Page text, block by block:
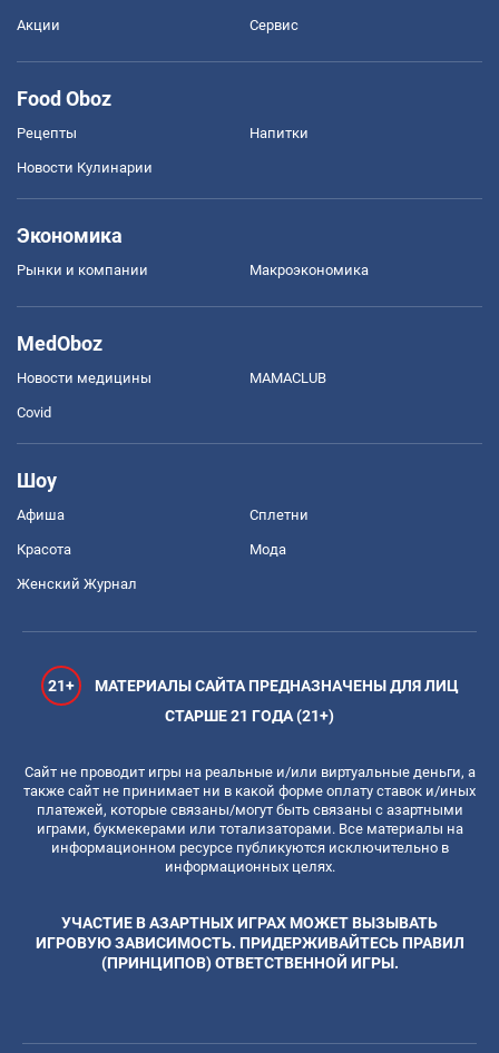
Акции Сервис
Food Oboz
Рецепты Напитки
Новости Кулинарии
Экономика
Рынки и компании Mакроэкономика
MedOboz
Новости медицины MAMACLUB
Covid
Шоу
Афиша Сплетни
Красота Мода
Женский Журнал
21+
МАТЕРИАЛЫ САЙТА ПРЕДНАЗНАЧЕНЫ ДЛЯ ЛИЦ
СТАРШЕ 21 ГОДА (21+)
Сайт не проводит игры на реальные и/или виртуальные деньги, а
также сайт не принимает ни в какой форме оплату ставок и/иных
платежей, которые связаны/могут быть связаны с азартными
играми, букмекерами или тотализаторами. Все материалы на
информационном ресурсе публикуются исключительно в
информационных целях.
УЧАСТИЕ В АЗАРТНЫХ ИГРАХ МОЖЕТ ВЫЗЫВАТЬ
ИГРОВУЮ ЗАВИСИМОСТЬ. ПРИДЕРЖИВАЙТЕСЬ ПРАВИЛ
(ПРИНЦИПОВ) ОТВЕТСТВЕННОЙ ИГРЫ.